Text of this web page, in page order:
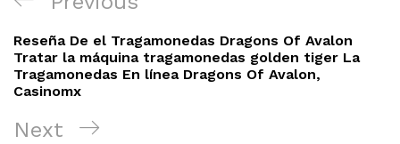
objava
Post
Reseña De el Tragamonedas Dragons Of Avalon
Tratar la máquina tragamonedas golden tiger La
Tragamonedas En línea Dragons Of Avalon,
Casinomx
Next
Next